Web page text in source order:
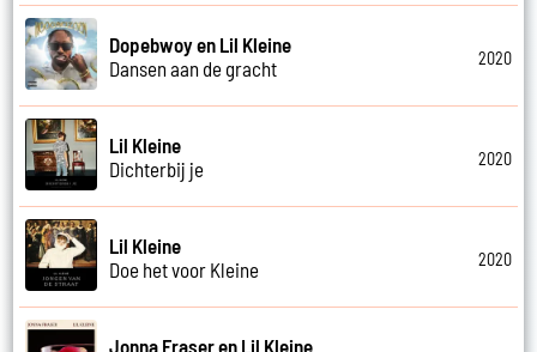
Dopebwoy en Lil Kleine
Dansen aan de gracht
2020
Lil Kleine
Dichterbij je
2020
Lil Kleine
Doe het voor Kleine
2020
Jonna Fraser en Lil Kleine